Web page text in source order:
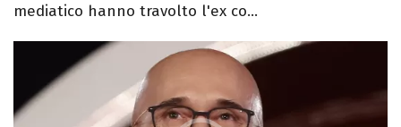
mediatico hanno travolto l'ex co...